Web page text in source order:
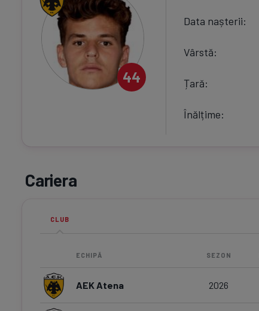
44
Data nașterii
Vârstă
Țară
Înălțime
Cariera
CLUB
ECHIPĂ SEZON
AEK Atena 2026